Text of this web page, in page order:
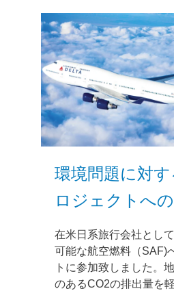
環境問題に対
ロジェクトへ
在米日系旅行会社とし
可能な航空燃料（SAF)
トに参加致しました。
のあるCO2の排出量を